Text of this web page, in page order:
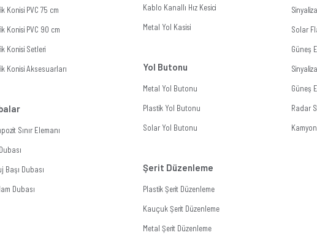
Konisi PVC 75 cm
Konisi PVC 90 cm
Konisi Setleri
Konisi Aksesuarları
Sınır Elemanı
Başı Dubası
Dubası
Kablo Kanallı Hız Kesici
Metal Yol Kasisi
Yol Butonu
Metal Yol Butonu
Plastik Yol Butonu
Solar Yol Butonu
Şerit Düzenleme
Plastik Şerit Düzenleme
Kauçuk Şerit Düzenleme
Metal Şerit Düzenleme
Solar
Güneş
Güneş
Radar